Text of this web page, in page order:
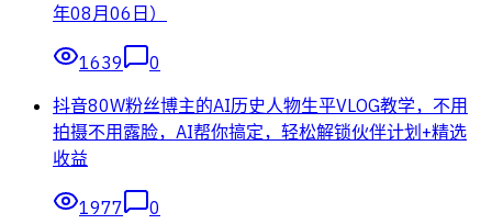
年08月06日）
1639
0
抖音80W粉丝博主的AI历史人物生平VLOG教学，不用
拍摄不用露脸，AI帮你搞定，轻松解锁伙伴计划+精选
收益
1977
0